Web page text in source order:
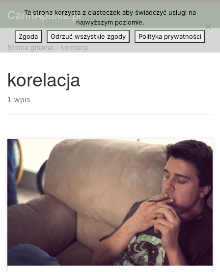
Przejdź do treści
CannApteka.pl
Strona główna » korelacja
korelacja
1 wpis
Termin psychoza odnosi się do szeregu objawów, które
wpływają na myśli, emocje, zachowania, powodując utratę
kontaktu z rzeczywistością. W ostatnich latach zaburzenia
psychotyczne stały się gorącym tematem rozmów w
społeczności cannabis, co z kolei wywołało wiele różnego
rodzaju dyskusji. Badanie opublikowane w marcu 2019 roku
w Lancet Psychiatry wykazało, że […]
Ta strona korzysta z ciasteczek aby świadczyć usługi na
najwyższym poziomie.
Zgoda
Odrzuć wszystkie zgody Polityka prywatności